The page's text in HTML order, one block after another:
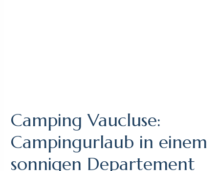
Camping Vaucluse:
Campingurlaub in einem
sonnigen Departement